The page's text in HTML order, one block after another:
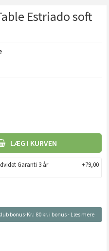
Estriado soft
LÆG I KURVEN
Garanti 3 år +79,00
bonus-Kr.: 80 kr. i bonus- Læs mere